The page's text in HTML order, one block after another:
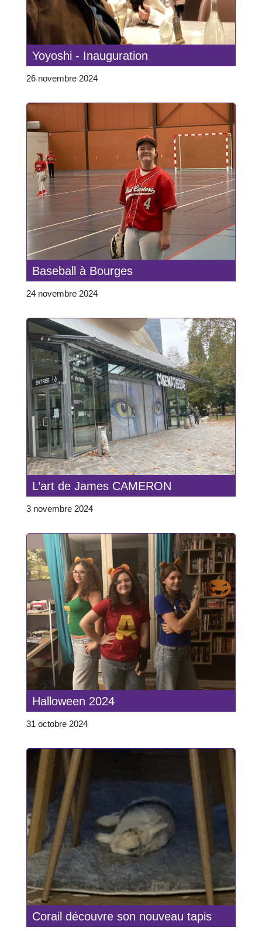
Yoyoshi - Inauguration
26 novembre 2024
Baseball à Bourges
24 novembre 2024
L’art de James CAMERON
3 novembre 2024
Halloween 2024
31 octobre 2024
Corail découvre son nouveau tapis